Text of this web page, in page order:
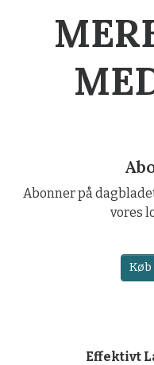
Abonner på
vores
Effektivt